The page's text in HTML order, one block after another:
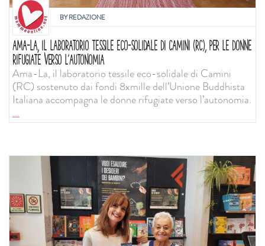
BYREDAZIONE
AMA-LA, IL LABORATORIO TESSILE ECO-SOLIDALE DI CAMINI (RC), PER LE DONNE
RIFUGIATE VERSO L’AUTONOMIA
Ama-La, il laboratorio tessile eco-solidale di Camini
(RC) sostenuto dai fondi 8xmille dell’Unione Buddhista
Italiana accompagna le donne rifugiate verso l’autonomia.
...